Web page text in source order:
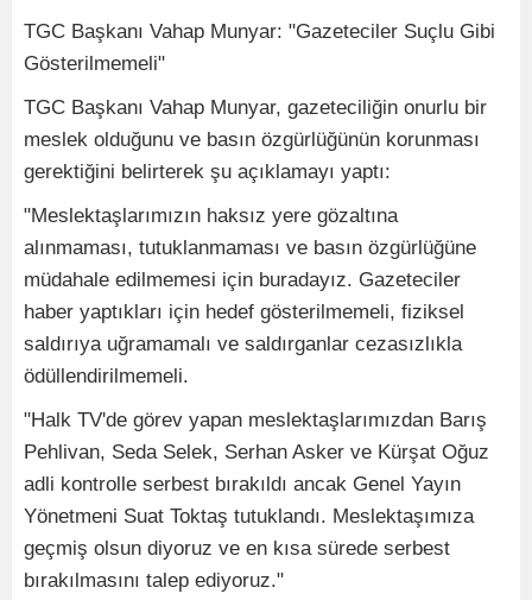
TGC Başkanı Vahap Munyar: "Gazeteciler Suçlu Gibi
Gösterilmemeli"
TGC Başkanı Vahap Munyar, gazeteciliğin onurlu bir
meslek olduğunu ve basın özgürlüğünün korunması
gerektiğini belirterek şu açıklamayı yaptı:
"Meslektaşlarımızın haksız yere gözaltına
alınmaması, tutuklanmaması ve basın özgürlüğüne
müdahale edilmemesi için buradayız. Gazeteciler
haber yaptıkları için hedef gösterilmemeli, fiziksel
saldırıya uğramamalı ve saldırganlar cezasızlıkla
ödüllendirilmemeli.
"Halk TV'de görev yapan meslektaşlarımızdan Barış
Pehlivan, Seda Selek, Serhan Asker ve Kürşat Oğuz
adli kontrolle serbest bırakıldı ancak Genel Yayın
Yönetmeni Suat Toktaş tutuklandı. Meslektaşımıza
geçmiş olsun diyoruz ve en kısa sürede serbest
bırakılmasını talep ediyoruz."